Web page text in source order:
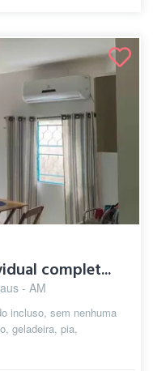
complet...
- AM
incluso, sem nenhuma
geladeira, pia,